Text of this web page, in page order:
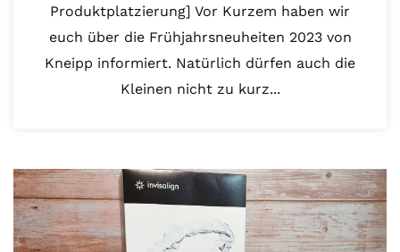
Produktplatzierung] Vor Kurzem haben wir
euch über die Frühjahrsneuheiten 2023 von
Kneipp informiert. Natürlich dürfen auch die
Kleinen nicht zu kurz...